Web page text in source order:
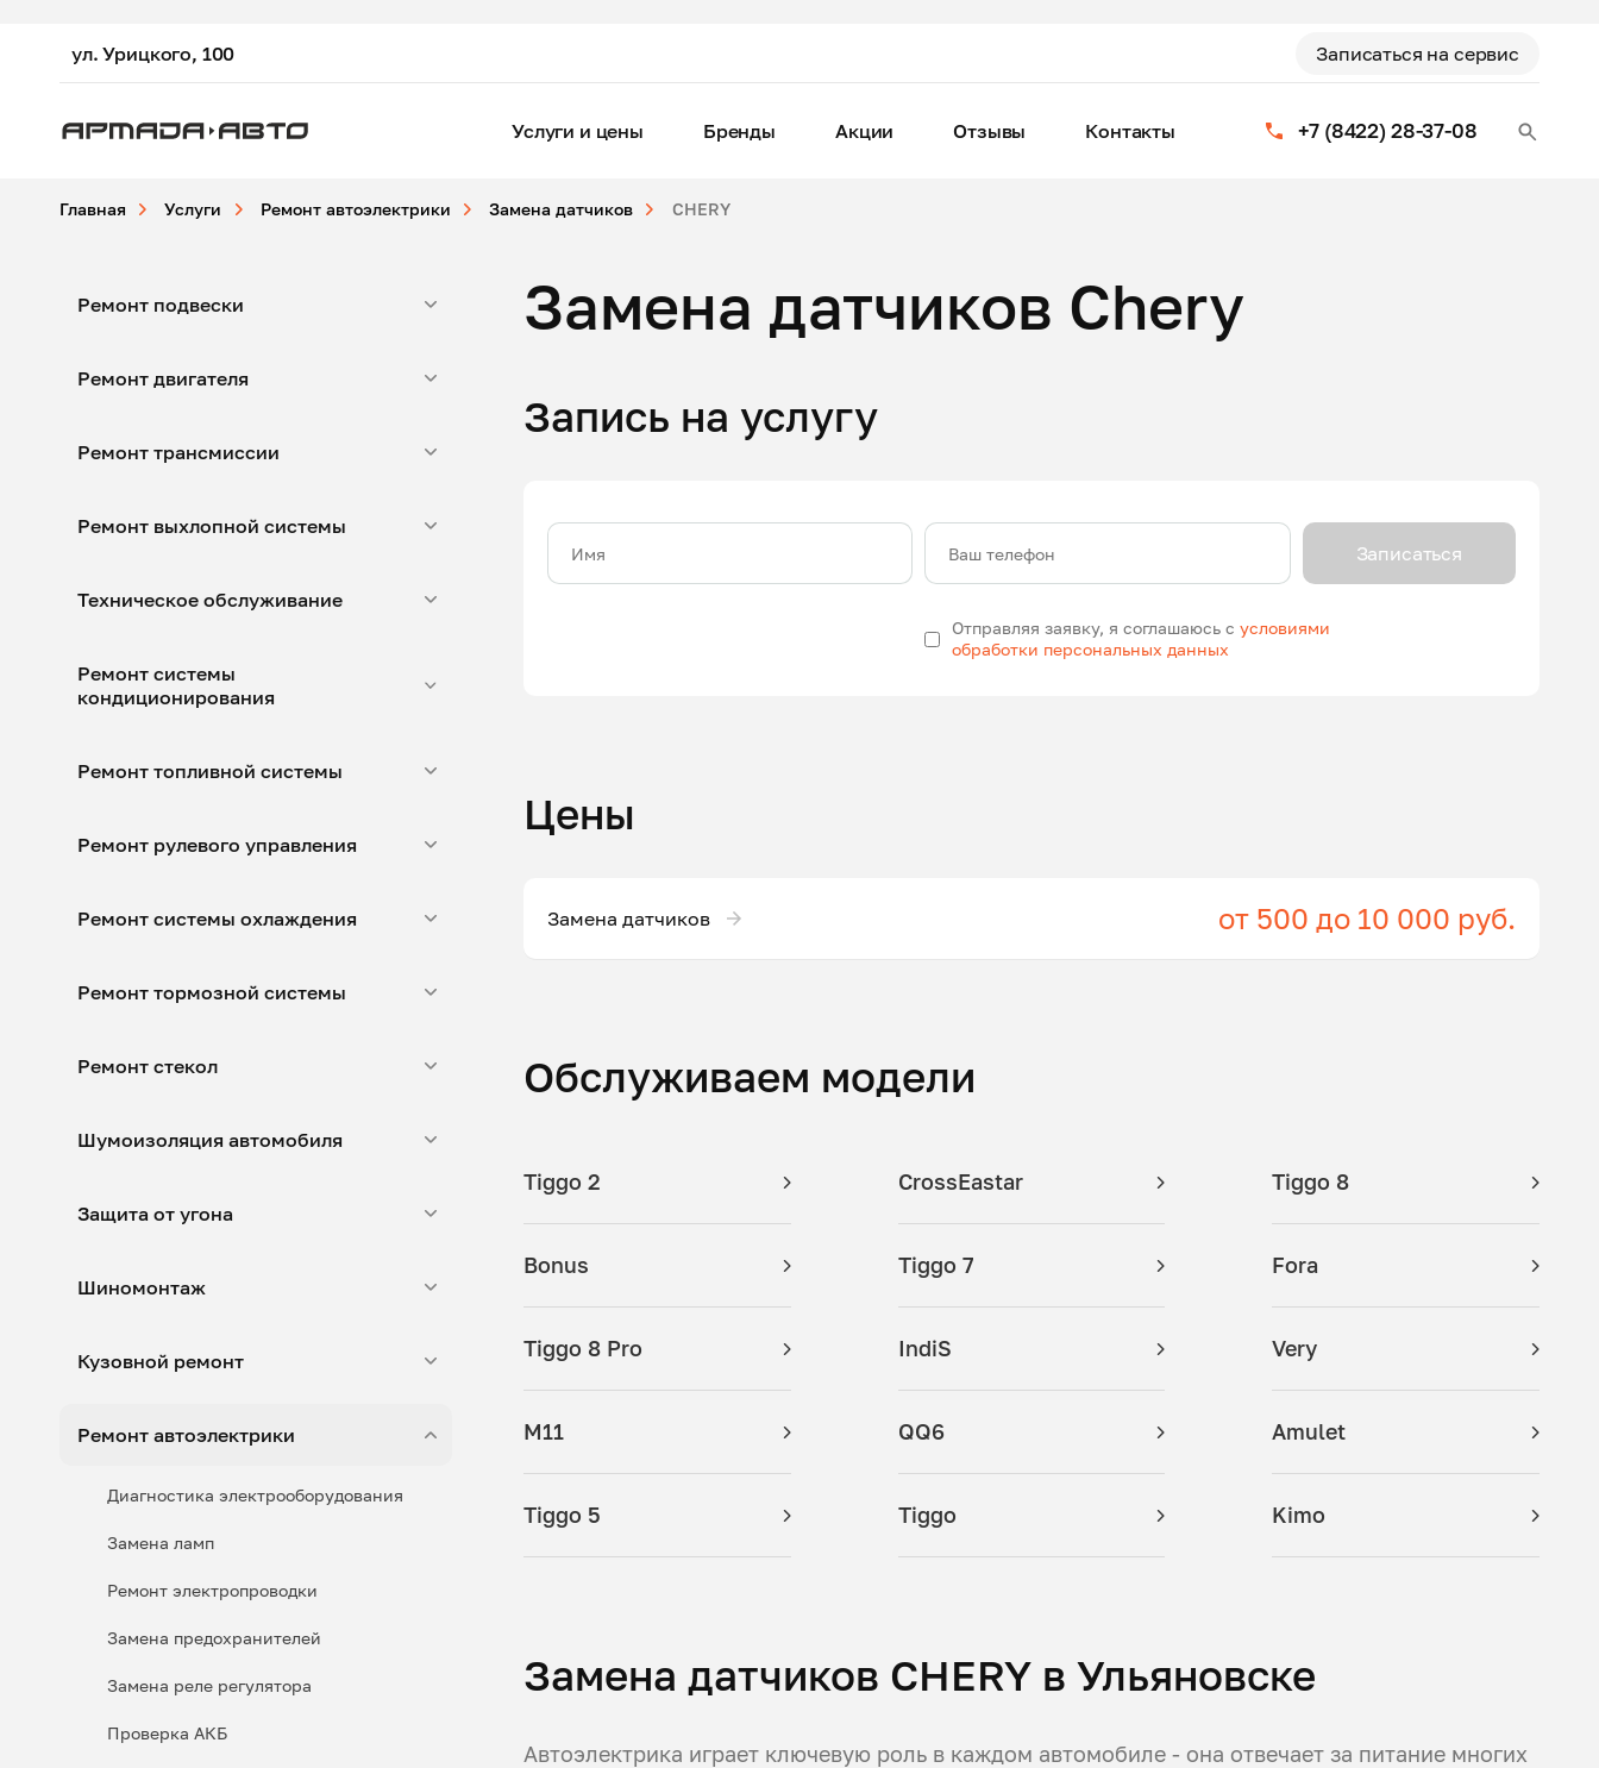
ул. Урицкого, 100 Записаться на сервис
+7 (8422) 28-37-08
Услуги и цены Бренды Акции Отзывы Контакты
Главная Услуги Ремонт автоэлектрики Замена датчиков CHERY
Ремонт подвески
Ремонт двигателя
Ремонт трансмиссии
Ремонт выхлопной системы
Техническое обслуживание
Ремонт системы
кондиционирования
Ремонт топливной системы
Ремонт рулевого управления
Ремонт системы охлаждения
Ремонт тормозной системы
Ремонт стекол
Шумоизоляция автомобиля
Защита от угона
Шиномонтаж
Кузовной ремонт
Ремонт автоэлектрики
Диагностика электрооборудования
Замена ламп
Ремонт электропроводки
Замена предохранителей
Замена реле регулятора
Проверка АКБ
Замена датчиков Chery
Запись на услугу
Имя Ваш телефон
Отправляя заявку, я соглашаюсь сусловиями
обработки персональных данных
Записаться
Цены
Замена датчиков от 500 до 10 000 руб.
Обслуживаем модели
Tiggo 2 CrossEastar Tiggo 8
Bonus Tiggo 7 Fora
Tiggo 8 Pro IndiS Very
M11 QQ6 Amulet
Tiggo 5 Tiggo Kimo
Замена датчиков CHERY в Ульяновске
Автоэлектрика играет ключевую роль в каждом автомобиле - она отвечает за питание многих